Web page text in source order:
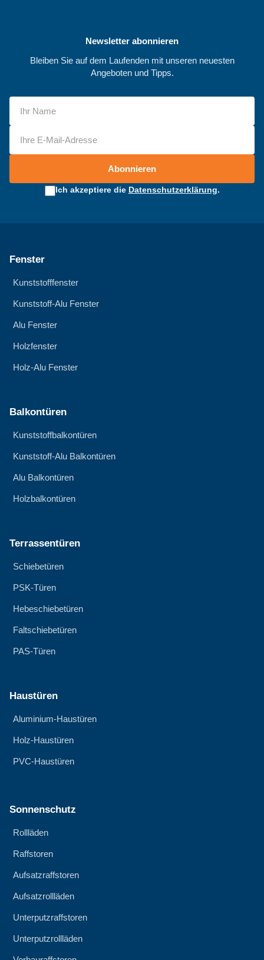
Newsletter abonnieren
Bleiben Sie auf dem Laufenden mit unseren neuesten
Angeboten und Tipps.
Abonnieren
Ich akzeptiere die Datenschutzerklärung.
Fenster
Kunststofffenster
Kunststoff-Alu Fenster
Alu Fenster
Holzfenster
Holz-Alu Fenster
Balkontüren
Kunststoffbalkontüren
Kunststoff-Alu Balkontüren
Alu Balkontüren
Holzbalkontüren
Terrassentüren
Schiebetüren
PSK-Türen
Hebeschiebetüren
Faltschiebetüren
PAS-Türen
Haustüren
Aluminium-Haustüren
Holz-Haustüren
PVC-Haustüren
Sonnenschutz
Rollläden
Raffstoren
Aufsatzraffstoren
Aufsatzrollläden
Unterputzraffstoren
Unterputzrollläden